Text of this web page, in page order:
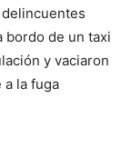
bordo de un taxi
y vaciaron
la fuga